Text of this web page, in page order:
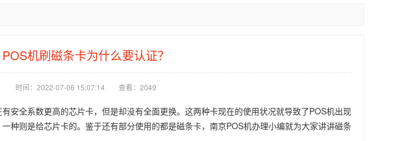
POS机刷磁条卡为什么要认证？
时间：2022-07-06 15:07:14 查看： 2049
安全系数更高的芯片卡，但是却没有全面更换。这两种卡现在的使用状况就导致了POS机出现
种则是给芯片卡的。鉴于还有部分使用的都是磁条卡，南京POS机办理小编就为大家讲讲磁条